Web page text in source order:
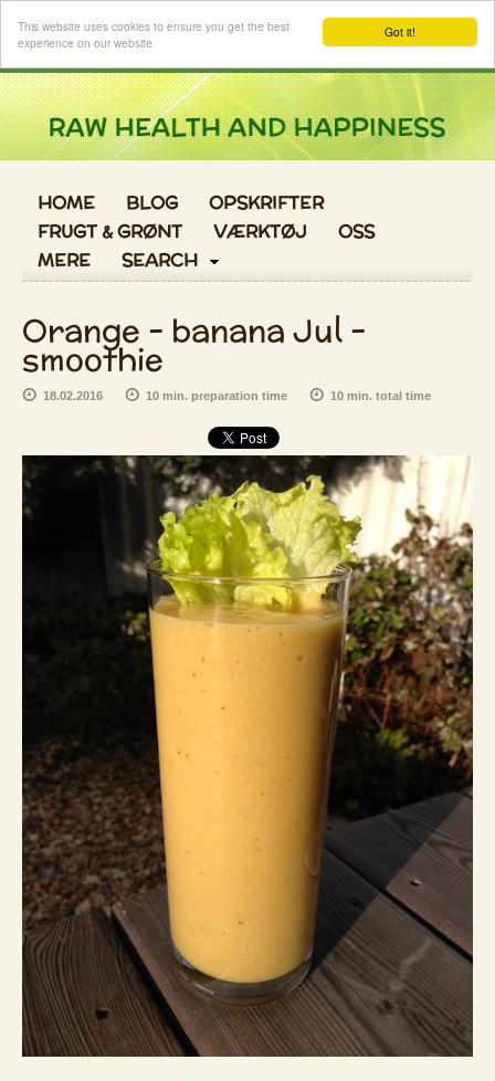
Got it!
This website uses cookies to ensure you get the best
experience on our website
Log ind
HOME BLOG
OPSKRIFTER
FRUGT & GRØNT
VÆRKTØJ
OSS
MERE
SEARCH
Orange - banana Jul -
smoothie
18.02.2016 10 min. preparation time 10 min. total time